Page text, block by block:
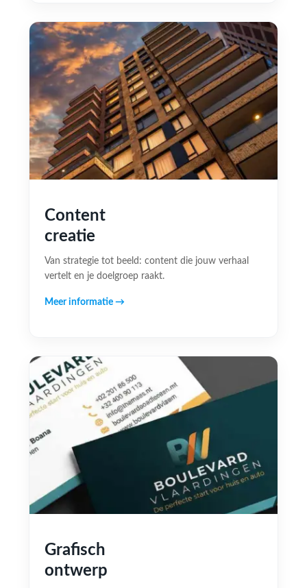
Content
creatie
Van strategie tot beeld: content die jouw verhaal
vertelt en je doelgroep raakt.
Meer informatie →
Grafisch
ontwerp